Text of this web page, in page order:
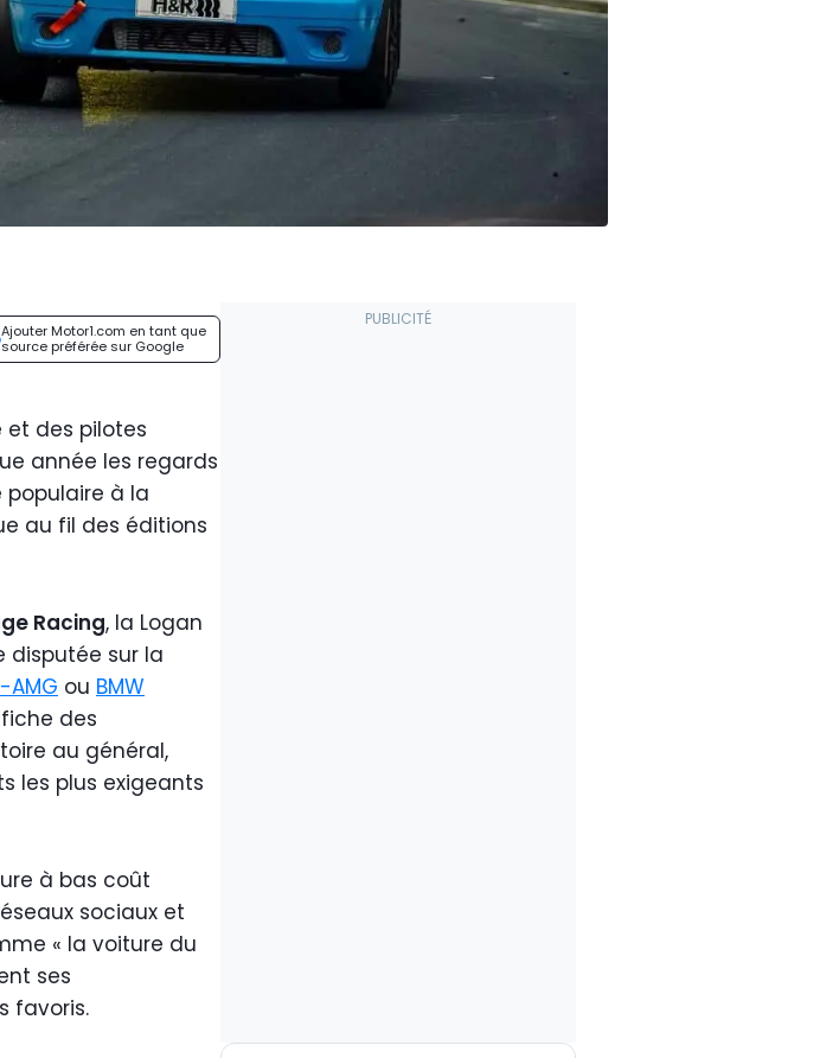
Ajouter Motor1.com en tant que
source préférée sur Google
et des pilotes
année les regards
populaire à la
au fil des éditions
Racing, la Logan
disputée sur la
AMG ou BMW
des
au général,
les plus exigeants
à bas coût
sociaux et
« la voiture du
ses
favoris.